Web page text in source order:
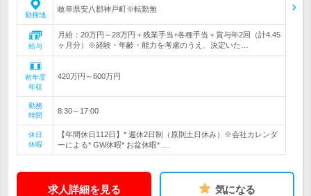
勤務地
岐阜県安八郡神戸町※転勤無
給与
月給：20万円～28万円＋残業手当+各種手当＋賞与年2回（計4.45
ヶ月分）※経験・年齢・能力を考慮のうえ、決定いた…
初年度
年収
420万円～600万円
勤務
時間
8:30～17:00
休日
休暇
【年間休日112日】* 週休2日制（原則土日休み）※会社カレンダ
ーによる* GW休暇* お盆休暇* …
求人詳細を見る 気になる